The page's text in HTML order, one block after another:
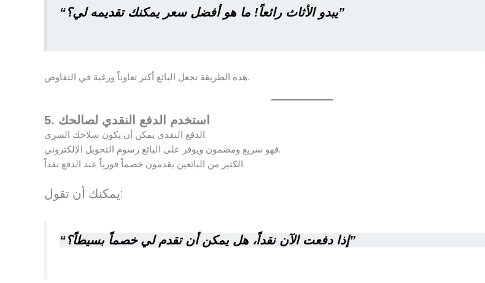
“يبدو الأثاث رائعاً! ما هو أفضل سعر يمكنك تقديمه لي؟”
هذه الطريقة تجعل البائع أكثر تعاوناً ورغبة في التفاوض.
5. استخدم الدفع النقدي لصالحك
الدفع النقدي يمكن أن يكون سلاحك السري.
فهو سريع ومضمون ويوفر على البائع رسوم التحويل الإلكتروني.
الكثير من البائعين يقدمون خصماً فورياً عند الدفع نقداً.
يمكنك أن تقول:
“إذا دفعت الآن نقداً، هل يمكن أن تقدم لي خصماً بسيطاً؟”